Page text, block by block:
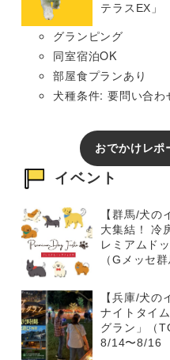
テラスEX」
グランピング
同室宿泊OK
部屋食プランあり
犬種条件: 要問い合わ
おでかけレポ
イベント
【群馬/犬
大集結！ 冷
レミアムド
（Gメッセ
【兵庫/犬
ナイトタイ
グラン」（
8/14〜8/16